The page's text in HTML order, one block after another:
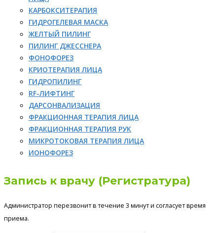
КАРБОКСИТЕРАПИЯ
ГИДРОГЕЛЕВАЯ МАСКА
ЖЕЛТЫЙ ПИЛИНГ
ПИЛИНГ ДЖЕССНЕРА
ФОНОФОРЕЗ
КРИОТЕРАПИЯ ЛИЦА
ГИДРОПИЛИНГ
RF-ЛИФТИНГ
ДАРСОНВАЛИЗАЦИЯ
ФРАКЦИОННАЯ ТЕРАПИЯ ЛИЦА
ФРАКЦИОННАЯ ТЕРАПИЯ РУК
МИКРОТОКОВАЯ ТЕРАПИЯ ЛИЦА
ИОНОФОРЕЗ
Запись к врачу (Регистратура)
Администратор перезвонит в течение 3 минут и согласует время
приема.